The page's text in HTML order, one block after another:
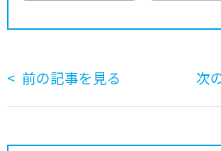
前の記事を見る 次